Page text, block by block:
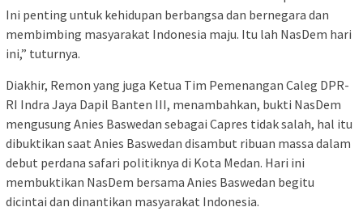
Ini penting untuk kehidupan berbangsa dan bernegara dan
membimbing masyarakat Indonesia maju. Itu lah NasDem hari
ini,” tuturnya.
Diakhir, Remon yang juga Ketua Tim Pemenangan Caleg DPR-
RI Indra Jaya Dapil Banten III, menambahkan, bukti NasDem
mengusung Anies Baswedan sebagai Capres tidak salah, hal itu
dibuktikan saat Anies Baswedan disambut ribuan massa dalam
debut perdana safari politiknya di Kota Medan. Hari ini
membuktikan NasDem bersama Anies Baswedan begitu
dicintai dan dinantikan masyarakat Indonesia.